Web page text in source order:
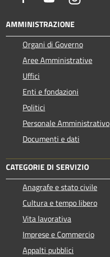
AMMINISTRAZIONE
Organi di Governo
Aree Amministrative
Uffici
Enti e fondazioni
Politici
Personale Amministrativo
Documenti e dati
CATEGORIE DI SERVIZIO
Anagrafe e stato civile
Cultura e tempo libero
Vita lavorativa
Imprese e Commercio
Appalti pubblici